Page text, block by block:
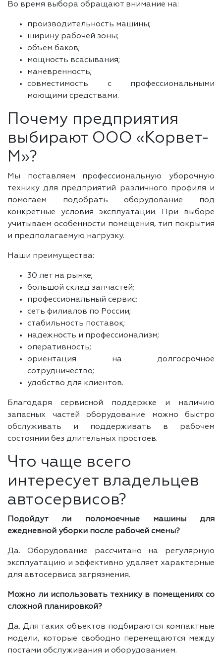
Во время выбора обращают внимание на:
производительность машины;
ширину рабочей зоны;
объем баков;
мощность всасывания;
маневренность;
совместимость с профессиональными
моющими средствами.
Почему предприятия
выбирают ООО «Корвет-
М»?
Мы поставляем профессиональную уборочную
технику для предприятий различного профиля и
помогаем подобрать оборудование под
конкретные условия эксплуатации. При выборе
учитываем особенности помещения, тип покрытия
и предполагаемую нагрузку.
Наши преимущества:
30 лет на рынке;
большой склад запчастей;
профессиональный сервис;
сеть филиалов по России;
стабильность поставок;
надежность и профессионализм;
оперативность;
ориентация на долгосрочное
сотрудничество;
удобство для клиентов.
Благодаря сервисной поддержке и наличию
запасных частей оборудование можно быстро
обслуживать и поддерживать в рабочем
состоянии без длительных простоев.
Что чаще всего
интересует владельцев
автосервисов?
Подойдут ли поломоечные машины для
ежедневной уборки после рабочей смены?
Да. Оборудование рассчитано на регулярную
эксплуатацию и эффективно удаляет характерные
для автосервиса загрязнения.
Можно ли использовать технику в помещениях со
сложной планировкой?
Да. Для таких объектов подбираются компактные
модели, которые свободно перемещаются между
постами обслуживания и оборудованием.